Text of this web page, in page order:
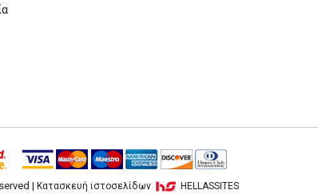
| Κατασκευή ιστοσελίδων HELLASSITES